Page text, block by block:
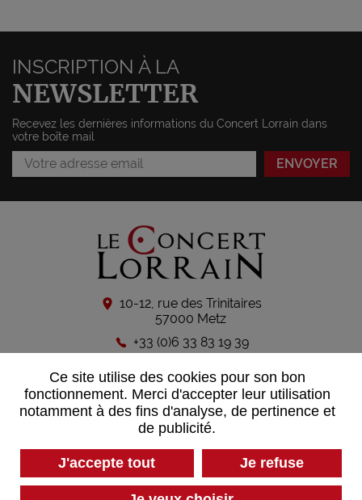
INSCRIPTION À LA
NEWSLETTER
Recevez les dernières informations du Concert Lorrain dans
votre boîte mail
10-12, rue des Trinitaires
57000 Metz
+33 (0)6 33 83 19 39
CONTACTEZ-NOUS
Suivez-nous sur les réseaux sociaux
Ce site utilise des cookies pour son bon
fonctionnement. Merci d'accepter leur utilisation
notamment à des fins d'analyse, de pertinence et
de publicité.
J'accepte tout Je refuse